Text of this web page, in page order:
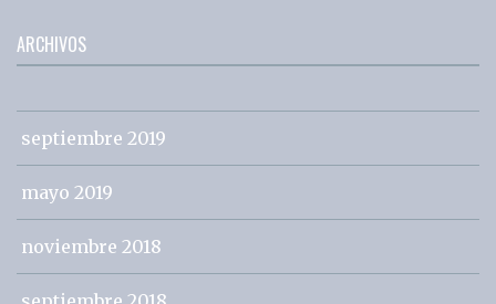
ARCHIVOS
septiembre 2019
mayo 2019
noviembre 2018